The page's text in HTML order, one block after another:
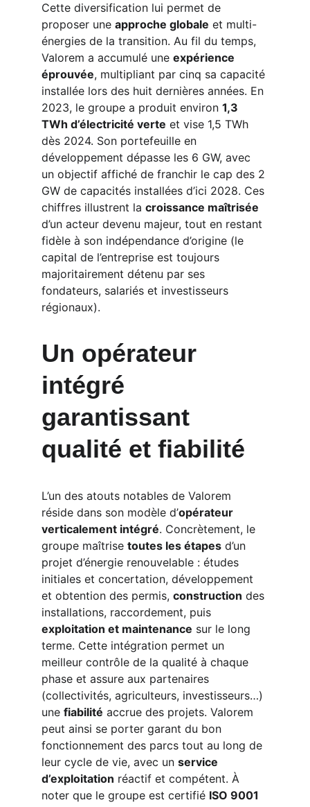
Cette diversification lui permet de
proposer une approche globale et multi-
énergies de la transition. Au fil du temps,
Valorem a accumulé une expérience
éprouvée, multipliant par cinq sa capacité
installée lors des huit dernières années. En
2023, le groupe a produit environ 1,3
TWh d’électricité verte et vise 1,5 TWh
dès 2024. Son portefeuille en
développement dépasse les 6 GW, avec
un objectif affiché de franchir le cap des 2
GW de capacités installées d’ici 2028. Ces
chiffres illustrent la croissance maîtrisée
d’un acteur devenu majeur, tout en restant
fidèle à son indépendance d’origine (le
capital de l’entreprise est toujours
majoritairement détenu par ses
fondateurs, salariés et investisseurs
régionaux).
Un opérateur
intégré
garantissant
qualité et fiabilité
L’un des atouts notables de Valorem
réside dans son modèle d’opérateur
verticalement intégré. Concrètement, le
groupe maîtrise toutes les étapes d’un
projet d’énergie renouvelable : études
initiales et concertation, développement
et obtention des permis, construction des
installations, raccordement, puis
exploitation et maintenance sur le long
terme. Cette intégration permet un
meilleur contrôle de la qualité à chaque
phase et assure aux partenaires
(collectivités, agriculteurs, investisseurs…)
une fiabilité accrue des projets. Valorem
peut ainsi se porter garant du bon
fonctionnement des parcs tout au long de
leur cycle de vie, avec un service
d’exploitation réactif et compétent. À
noter que le groupe est certifié ISO 9001